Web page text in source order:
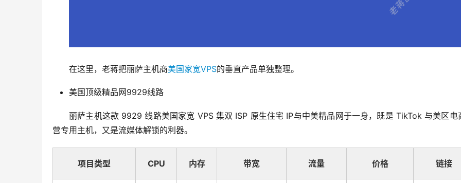
在这里，老蒋把丽萨主机商美国家宽VPS的垂直产品单独整理。
美国顶级精品网9929线路
丽萨主机这款 9929 线路美国家宽 VPS 集双 ISP 原生住宅 IP与中美精品网于一身，既是 TikTok 与美区电
营专用主机，又是流媒体解锁的利器。
项目类型 CPU 内存 带宽 流量 价格 链接